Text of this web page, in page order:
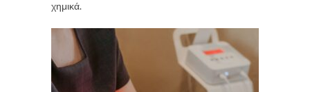
χημικά.